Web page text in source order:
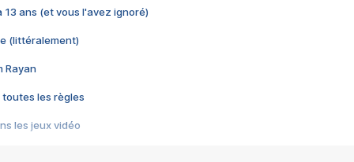
13 ans (et vous l'avez ignoré)
(littéralement)
Rayan
toutes les règles
les jeux vidéo